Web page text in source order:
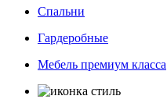
Спальни
Гардеробные
Мебель премиум класса